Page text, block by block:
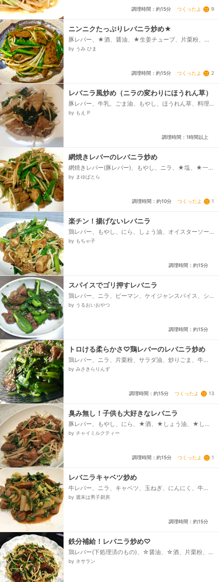
調理時間：約15分 つくったよ 9
ニンニクたっぷりレバニラ炒め★
豚レバー、★酒、醤油、★生姜チューブ、片栗粉、ご
ま油、もやし、ニラ、☆醤油、酒、、☆ダシダ(牛肉だ
by うみ ひま
調理時間：約15分 つくったよ 2
レバニラ風炒め（ニラの変わりにほうれん草）
豚レバー、牛乳、ごま油、もやし、ほうれん草、料理
酒、しょう油、オイスターソース、片栗粉、塩コショ
by もえ P
調理時間：1時間以上
網焼きレバーのレバニラ炒め
網焼きレバー(豚レバー)、もやし、ニラ、★塩、★一味
唐辛子、ゴマ油
by まゆぱとら
調理時間：約10分 つくったよ 1
楽チン！揚げないレバニラ
鶏レバー、もやし、にら、しょう油、オイスターソー
ス、砂糖、しょうが(チューブ)、にんにく(チューブ)、
by もちゃ子
調理時間：約15分
スパイスでゴリ押すレバニラ
鶏レバー、ニラ、ピーマン、ケイジャンスパイス、シ
ナモン、あらびきこしょう、料理酒、オイスターソー
by うるおいおやつ
調理時間：約15分
トロける柔らかさ♡鶏レバーのレバニラ炒め
鶏レバー、ニラ、片栗粉、サラダ油、炒りごま、牛
乳、★水、★酒、★みりん、★砂糖、★醤油、★オイ
by みさきらりんず
調理時間：約15分 つくったよ 13
臭み無し！子供も大好きなレバニラ
豚レバー、もやし、にら、★酒、★しょう油、★しょ
うが(チューブ)、★にんにく(チューブ)、☆みりん、☆
by チャイミルクティー
調理時間：約15分 つくったよ 1
レバニラキャベツ炒め
牛レバー、ニラ、キャベツ、玉ねぎ、にんにく、牛
乳、サラダ油、塩・胡椒、焼肉のたれ（★）、みりん
by 週末は男子厨房
調理時間：約15分
鉄分補給！レバニラ炒め♡
鶏レバー(下処理済のもの)、☆醤油、☆酒、片栗粉、
油、ニラ(5cm幅くらいに切る)、もやし、塩コショウ、
by ネサラン